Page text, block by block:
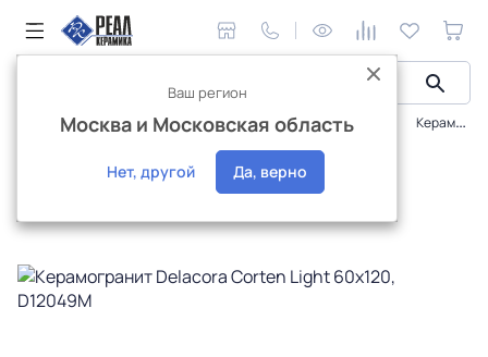
Керамическая плитка Плитка Delacora Corten Керамогранит Delacora Corten Light 60x120, D12049M
Интернет-магазин
Ваш регион
Москва и Московская область
Нет, другой Да, верно